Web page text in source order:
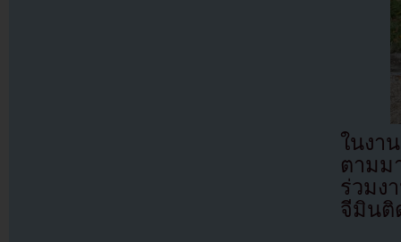
ในงา
ตามม
ร่วมง
จีมินติ